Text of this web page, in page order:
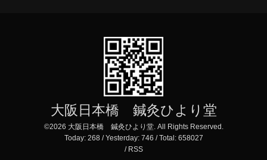
大阪日本橋 鍼灸ひより堂
©2026 大阪日本橋 鍼灸ひより堂. All Rights Reserved.
Today: 268 / Yesterday: 746 / Total: 658027
/ RSS